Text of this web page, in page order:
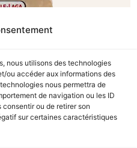
nous utilisons des technologies
ou accéder aux informations des
nous permettra de
de navigation ou les ID
ou de retirer son
sur certaines caractéristiques
BEST 2.5KG